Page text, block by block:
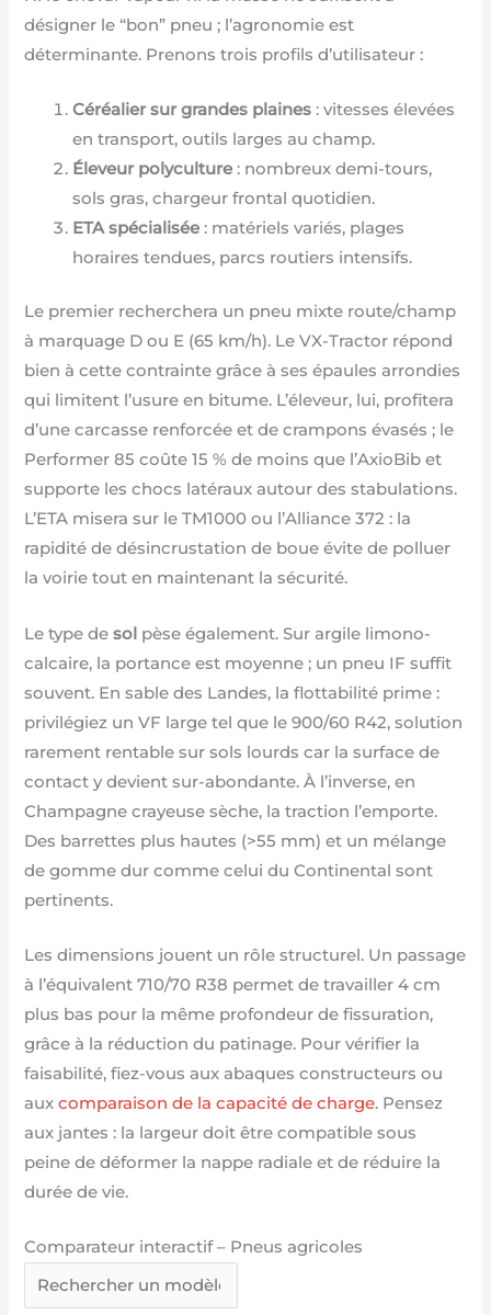
désigner le “bon” pneu ; l’agronomie est
déterminante. Prenons trois profils d’utilisateur :
Céréalier sur grandes plaines : vitesses élevées
en transport, outils larges au champ.
Éleveur polyculture : nombreux demi-tours,
sols gras, chargeur frontal quotidien.
ETA spécialisée : matériels variés, plages
horaires tendues, parcs routiers intensifs.
Le premier recherchera un pneu mixte route/champ
à marquage D ou E (65 km/h). Le VX-Tractor répond
bien à cette contrainte grâce à ses épaules arrondies
qui limitent l’usure en bitume. L’éleveur, lui, profitera
d’une carcasse renforcée et de crampons évasés ; le
Performer 85 coûte 15 % de moins que l’AxioBib et
supporte les chocs latéraux autour des stabulations.
L’ETA misera sur le TM1000 ou l’Alliance 372 : la
rapidité de désincrustation de boue évite de polluer
la voirie tout en maintenant la sécurité.
Le type desol pèse également. Sur argile limono-
calcaire, la portance est moyenne ; un pneu IF suffit
souvent. En sable des Landes, la flottabilité prime :
privilégiez un VF large tel que le 900/60 R42, solution
rarement rentable sur sols lourds car la surface de
contact y devient sur-abondante. À l’inverse, en
Champagne crayeuse sèche, la traction l’emporte.
Des barrettes plus hautes (>55 mm) et un mélange
de gomme dur comme celui du Continental sont
pertinents.
Les dimensions jouent un rôle structurel. Un passage
à l’équivalent 710/70 R38 permet de travailler 4 cm
plus bas pour la même profondeur de fissuration,
grâce à la réduction du patinage. Pour vérifier la
faisabilité, fiez-vous aux abaques constructeurs ou
auxcomparaison de la capacité de charge. Pensez
aux jantes : la largeur doit être compatible sous
peine de déformer la nappe radiale et de réduire la
durée de vie.
Comparateur interactif – Pneus agricoles